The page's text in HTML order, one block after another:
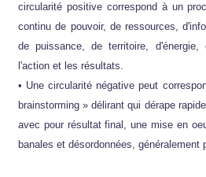
circularité positive correspond à un
continu de pouvoir, de ressources,
de puissance, de territoire,
l'action et les résultats.
• Une circularité négative peut
brainstorming » délirant qui dérape
avec pour résultat final, une mise en
banales et désordonnées,